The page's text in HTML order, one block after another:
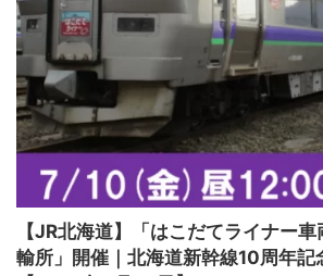
【JR北海道】「はこだてライナー
輸所」開催｜北海道新幹線10周年記